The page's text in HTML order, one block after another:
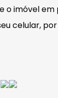
o imóvel em
celular, por